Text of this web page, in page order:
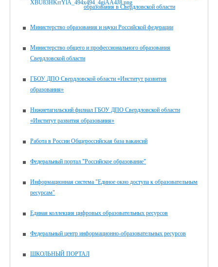
образования в Свердловской области
Министерство образования и науки Российской федерации
Министерство общего и профессионального образования
Свердловской области
ГБОУ ДПО Свердловской области «Институт развития
образования»
Нижнетагильский филиал ГБОУ ДПО Свердловской области
«Институт развития образования»
Работа в России Общероссийская база вакансий
Федеральный портал "Российское образование"
Информационная система "Единое окно доступа к образовательным
ресурсам"
Единая коллекция цифровых образовательных ресурсов
Федеральный центр информационно-образовательных ресурсов
ШКОЛЬНЫЙ ПОРТАЛ